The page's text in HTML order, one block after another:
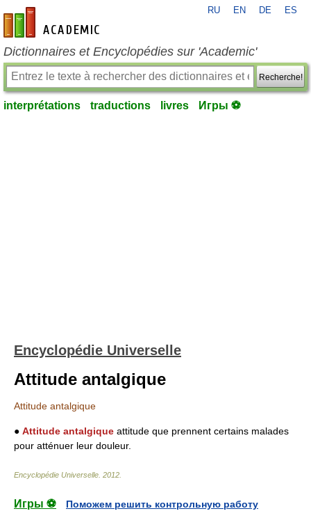
fr-academic.com
RU EN DE ES
Dictionnaires et Encyclopédies sur 'Academic'
Recherche!
interprétations traductions livres Игры ⚽
Encyclopédie Universelle
Attitude antalgique
Attitude antalgique
● Attitude antalgique attitude que prennent certains malades
pour atténuer leur douleur.
Encyclopédie Universelle 2012
Игры ⚽
Поможем решить контрольную работу